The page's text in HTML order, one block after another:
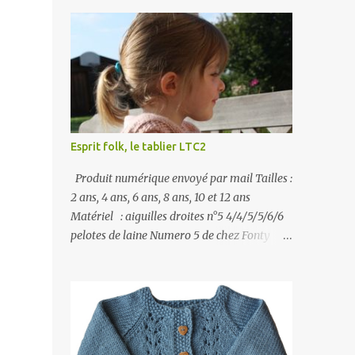
Esprit folk, le tablier LTC2
Produit numérique envoyé par mail Tailles :
2 ans, 4 ans, 6 ans, 8 ans, 10 et 12 ans
Matériel : aiguilles droites n°5 4/4/5/5/6/6
pelotes de laine Numero 5 de chez Fonty
poche si option choisie Prix 3€